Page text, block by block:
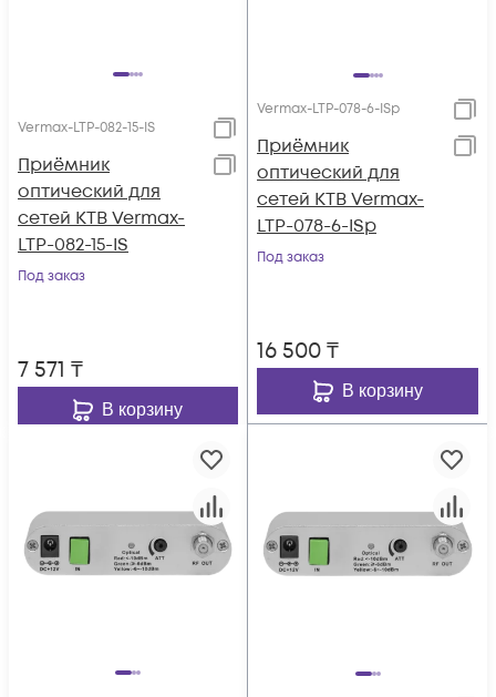
Vermax-LTP-082-15-IS
Приёмник
оптический для
сетей КТВ Vermax-
LTP-082-15-IS
Под заказ
7 571 ₸
В корзину
Vermax-LTP-078-6-ISp
Приёмник
оптический для
сетей КТВ Vermax-
LTP-078-6-ISp
Под заказ
16 500₸
В корзину